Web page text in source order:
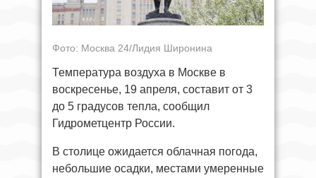
Фото: Москва 24/Лидия Широнина
Температура воздуха в Москве в
воскресенье, 19 апреля, составит от 3
до 5 градусов тепла, сообщил
Гидрометцентр России.
В столице ожидается облачная погода,
небольшие осадки, местами умеренные